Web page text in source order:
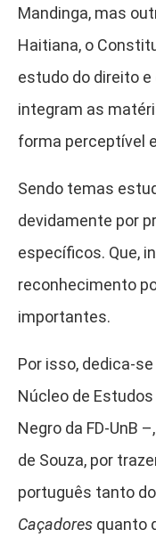
Mandinga, mas
Haitiana, o
estudo do direito
integram as
forma perceptível
Sendo temas
devidamente por
específicos. Que,
reconhecimento
importantes.
Por isso, dedica-
Núcleo de
Negro da FD-UnB
de Souza, por
português tanto do
Caçadores quanto